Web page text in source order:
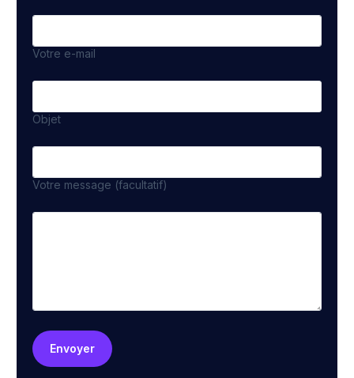
Votre e-mail
Objet
Votre message (facultatif)